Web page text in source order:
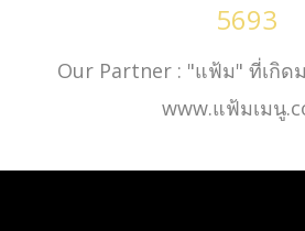
5693
Our Partner : "แฟ้ม" ที่เกิด
www.แฟ้มเมนู